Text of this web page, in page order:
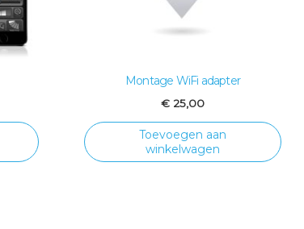
Montage WiFi adapter
€ 25,00
Toevoegen aan
winkelwagen